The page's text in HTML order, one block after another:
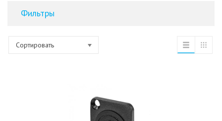
Фильтры
Сортировать